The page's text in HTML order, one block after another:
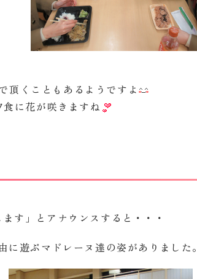
頂くこともあるようですよ
に花が咲きますね
す」とアナウンスすると・・・
遊ぶマドレーヌ達の姿がありました。